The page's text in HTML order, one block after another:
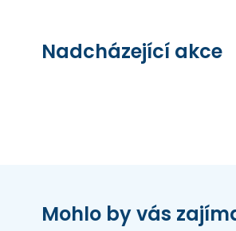
Nadcházející akce
Mohlo by vás